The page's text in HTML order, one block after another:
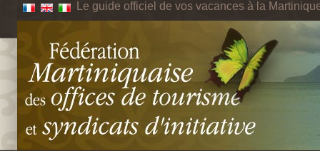
Le guide officiel de vos vacances à la